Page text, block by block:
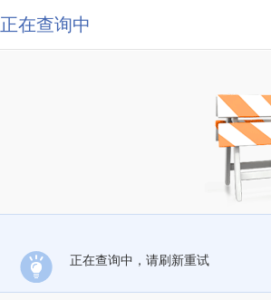
正在查询中
正在查询中，请刷新重试